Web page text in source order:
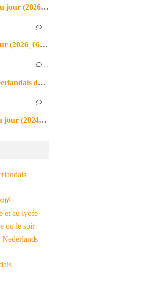
de airco = l'instant néerlandais du jour (2026_06_03)
heet = l'instant néerlandais du jour (2026_06_02)
de markthandelaar = l'instant néerlandais du jour (2026_03_11)
de noot = l'instant néerlandais du jour (2024_09_09)
et au lycée
ou le soir
Nederlands